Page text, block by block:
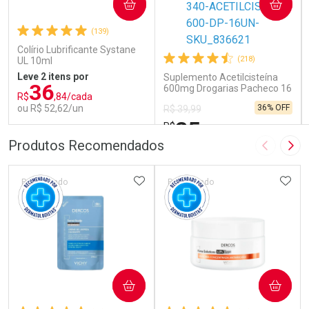
(139)
Colírio Lubrificante Systane
UL 10ml
Leve 2 itens por
R$36,84/cada
ou R$ 52,62/un
COMPRAR
FECHAR
FECHAR
Por Menos
(218)
Suplemento Acetilcisteína
600mg Drogarias Pacheco 16
R$ 39,99
R$25
36% OFF
COMPRAR
Por Menos
Produtos Recomendados Imagem
Patrocinado ADICIONAR AOS FAVORITOS
COMPRAR
Patrocinado
COMPRAR